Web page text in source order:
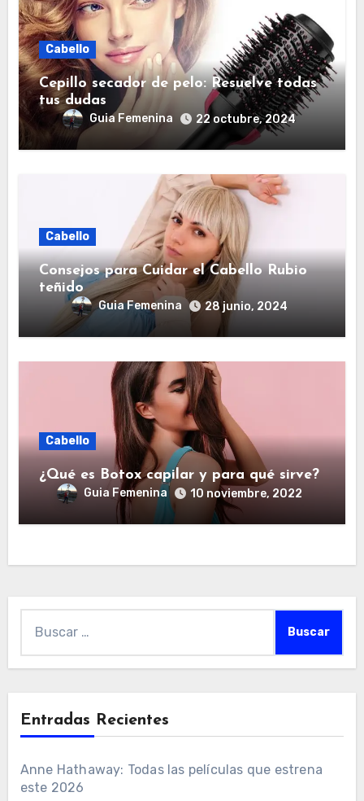
Cabello
Cepillo secador de pelo: Resuelve todas
tus dudas
Guia Femenina 22 octubre, 2024
Cabello
Consejos para Cuidar el Cabello Rubio
teñido
Guia Femenina 28 junio, 2024
Cabello
¿Qué es Botox capilar y para qué sirve?
Guia Femenina 10 noviembre, 2022
Entradas Recientes
Anne Hathaway: Todas las películas que estrena
este 2026